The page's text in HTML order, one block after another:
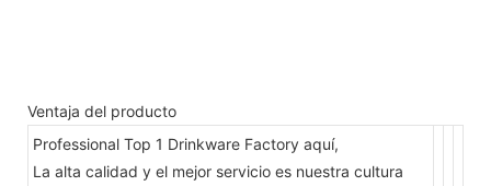
Ventaja del producto
Professional Top 1 Drinkware Factory aquí,
La alta calidad y el mejor servicio es nuestra cultura